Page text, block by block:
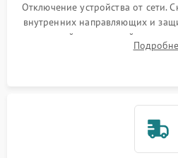
Отключение устройства от сети.
внутренних направляющих и
задней или верхней панели
нагревательным элементам,